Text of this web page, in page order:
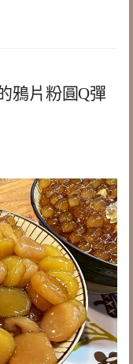
鴉片粉圓Q彈